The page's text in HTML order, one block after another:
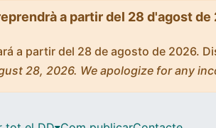
a partir del 28 d'agost
a partir del 28 de agosto de 2026.
28, 2026. We apologize for any